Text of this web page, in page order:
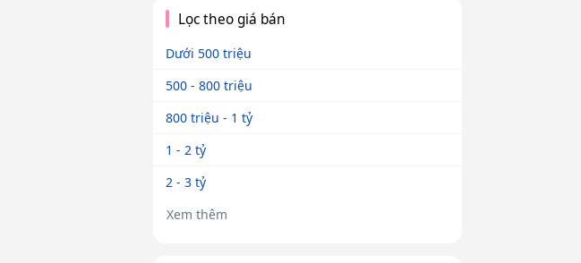
Lọc theo giá bán
Dưới 500 triệu
500 - 800 triệu
800 triệu - 1 tỷ
1 - 2 tỷ
2 - 3 tỷ
Xem thêm